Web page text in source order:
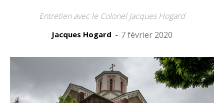
Entretien avec le Colonel Jacques Hogard
Jacques Hogard - 7 février 2020